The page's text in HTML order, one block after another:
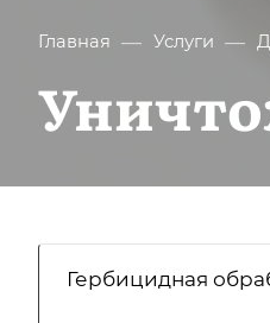
Главная — Услуги —
Гербицидная